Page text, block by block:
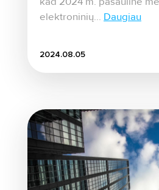
elektroninių... Daugiau
2024.08.05